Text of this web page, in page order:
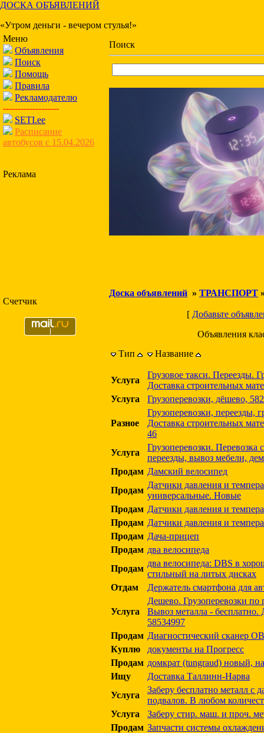
ДОСКА ОБЪЯВЛЕНИЙ
«Утром деньги - вечером стулья!»
Меню
Объявления
Поиск
Помощь
Правила
Рекламодателю
-------------------
SETI.ee
Расписание
автобусов с 15.04.2026
Реклама
Счетчик
Поиск
Доска объявлений » ТРАНСПОРТ
[ Добавьте
Объявления
Тип
Название
Услуга
Грузовое такси. Переезды.
Доставка строительных
Услуга
Грузоперевозки, дёшево,
Разное
Грузоперевозки, переезды,
Доставка строительных
46
Услуга
Грузоперевозки. Перевозка
переезды, вывоз мебели,
Продам Дамский велосипед
Продам
Датчики давления и
универсальные. Новые
Продам Датчики давления и
Продам Датчики давления и
Продам Дача-прицеп
Продам два велосипеда
Продам
два велосипеда: DBS в
стильный на литых дисках
Отдам
Держатель смартфона для
Услуга
Дешево. Грузоперевозки по
Вывоз металла - бесплатно.
58534997
Продам Диагностический сканер
Куплю
документы на Прогресс
Продам домкрат (tungraud) новый,
Ищу
Доставка Таллинн-Нарва
Услуга
Заберу бесплатно металл с
подвалов. В любом
Услуга
Заберу стир. маш. и проч.
Продам Запчасти системы